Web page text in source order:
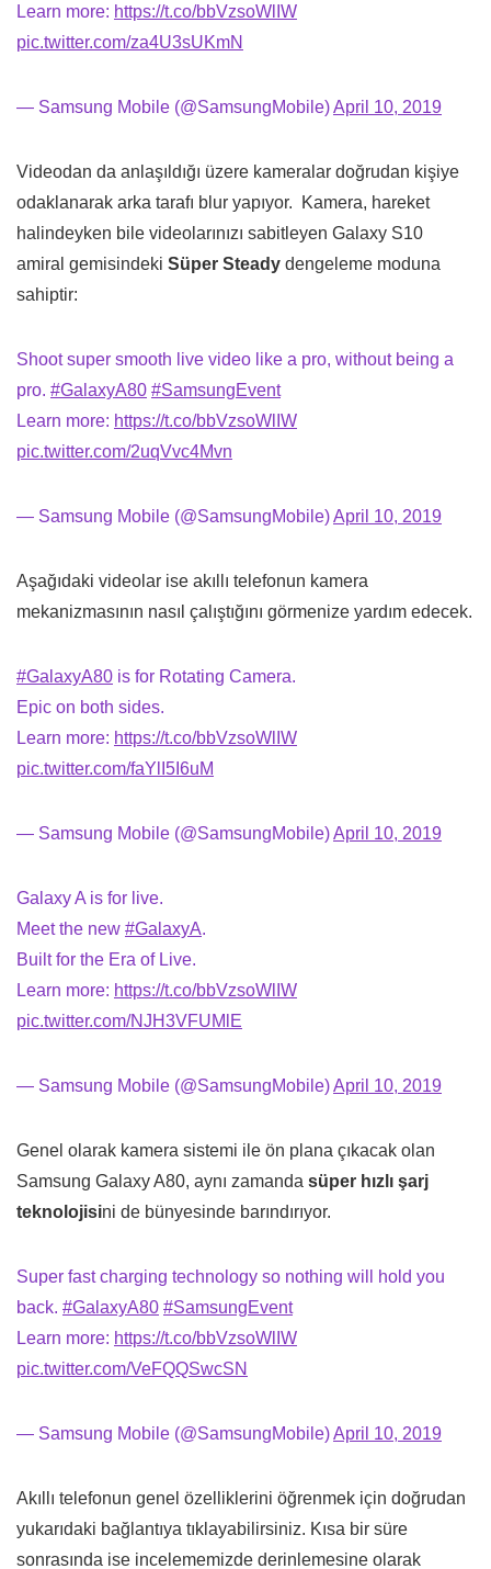
Learn more: https://t.co/bbVzsoWlIW
pic.twitter.com/za4U3sUKmN
— Samsung Mobile (@SamsungMobile)April 10, 2019
Videodan da anlaşıldığı üzere kameralar doğrudan kişiye
odaklanarak arka tarafı blur yapıyor. Kamera, hareket
halindeyken bile videolarınızı sabitleyen Galaxy S10
amiral gemisindeki Süper Steady dengeleme moduna
sahiptir:
Shoot super smooth live video like a pro, without being a
pro. #GalaxyA80 #SamsungEvent
Learn more: https://t.co/bbVzsoWlIW
pic.twitter.com/2uqVvc4Mvn
— Samsung Mobile (@SamsungMobile)April 10, 2019
Aşağıdaki videolar ise akıllı telefonun kamera
mekanizmasının nasıl çalıştığını görmenize yardım edecek.
#GalaxyA80 is for Rotating Camera.
Epic on both sides.
Learn more: https://t.co/bbVzsoWlIW
pic.twitter.com/faYlI5I6uM
— Samsung Mobile (@SamsungMobile)April 10, 2019
Galaxy A is for live.
Meet the new #GalaxyA.
Built for the Era of Live.
Learn more: https://t.co/bbVzsoWlIW
pic.twitter.com/NJH3VFUMlE
— Samsung Mobile (@SamsungMobile)April 10, 2019
Genel olarak kamera sistemi ile ön plana çıkacak olan
Samsung Galaxy A80, aynı zamanda süper hızlı şarj
teknolojisini de bünyesinde barındırıyor.
Super fast charging technology so nothing will hold you
back. #GalaxyA80 #SamsungEvent
Learn more: https://t.co/bbVzsoWlIW
pic.twitter.com/VeFQQSwcSN
— Samsung Mobile (@SamsungMobile)April 10, 2019
Akıllı telefonun genel özelliklerini öğrenmek için doğrudan
yukarıdaki bağlantıya tıklayabilirsiniz. Kısa bir süre
sonrasında ise incelememizde derinlemesine olarak